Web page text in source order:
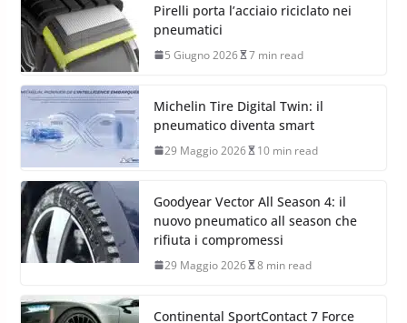
Pirelli porta l’acciaio riciclato nei
pneumatici
5 Giugno 2026 7 min read
Michelin Tire Digital Twin: il
pneumatico diventa smart
29 Maggio 2026 10 min read
Goodyear Vector All Season 4: il
nuovo pneumatico all season che
rifiuta i compromessi
29 Maggio 2026 8 min read
Continental SportContact 7 Force